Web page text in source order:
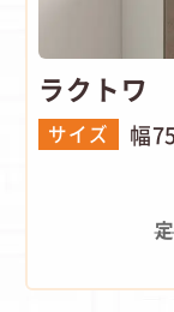
ラクトワ
サイズ 幅